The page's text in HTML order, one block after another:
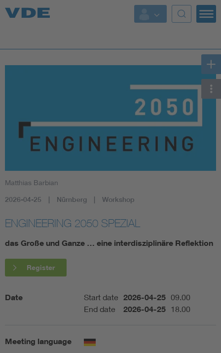
Key Topics
Key Topics
AI & Digital Trust
Consumer protection
Defense
Matthias Barbian
2026-04-25 Nürnberg Workshop
ENGINEERING 2050 SPEZIAL
das Große und Ganze … eine interdisziplinäre Reflektion
Register
Date Start date 2026-04-25 09.00
End date
2026-04-25 18.00
Meeting language